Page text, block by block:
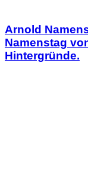
Arnold
Namenstag
Hintergründe.